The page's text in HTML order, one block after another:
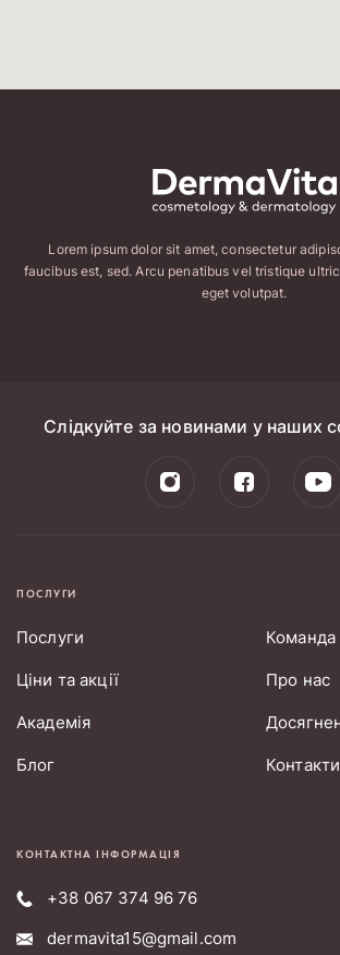
Lorem ipsum dolor sit amet, consectetur
faucibus est, sed. Arcu penatibus vel tristique
eget volutpat.
Слідкуйте за новинами у наших
ПОСЛУГИ
Послуги
Ціни та акції
Академія
Блог
Команда
Про нас
Контакти
КОНТАКТНА ІНФОРМАЦІЯ
+38 067 374 96 76
dermavita15@gmail.com